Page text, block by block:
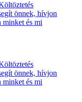
önnek, hívjon
minket és mi
önnek, hívjon
minket és mi